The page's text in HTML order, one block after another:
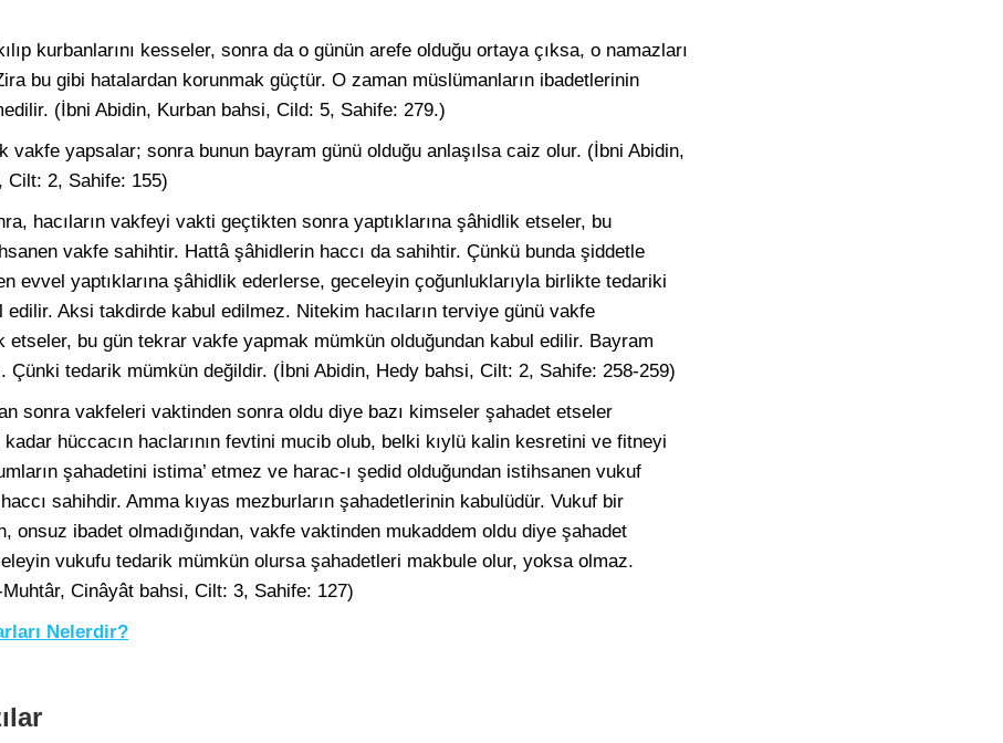
kurbanlarını kesseler, sonra da o günün arefe olduğu ortaya çıksa, o namazları
bu gibi hatalardan korunmak güçtür. O zaman müslümanların ibadetlerinin
(İbni Abidin, Kurban bahsi, Cild: 5, Sahife: 279.)
vakfe yapsalar; sonra bunun bayram günü olduğu anlaşılsa caiz olur. (İbni Abidin,
Cilt: 2, Sahife: 155)
hacıların vakfeyi vakti geçtikten sonra yaptıklarına şâhidlik etseler, bu
vakfe sahihtir. Hattâ şâhidlerin haccı da sahihtir. Çünkü bunda şiddetle
evvel yaptıklarına şâhidlik ederlerse, geceleyin çoğunluklarıyla birlikte tedariki
Aksi takdirde kabul edilmez. Nitekim hacıların terviye günü vakfe
etseler, bu gün tekrar vakfe yapmak mümkün olduğundan kabul edilir. Bayram
Çünki tedarik mümkün değildir. (İbni Abidin, Hedy bahsi, Cilt: 2, Sahife: 258-259)
sonra vakfeleri vaktinden sonra oldu diye bazı kimseler şahadet etseler
hüccacın haclarının fevtini mucib olub, belki kıylü kalin kesretini ve fitneyi
şahadetini istima’ etmez ve harac-ı şedid olduğundan istihsanen vukuf
sahihdir. Amma kıyas mezburların şahadetlerinin kabulüdür. Vukuf bir
onsuz ibadet olmadığından, vakfe vaktinden mukaddem oldu diye şahadet
vukufu tedarik mümkün olursa şahadetleri makbule olur, yoksa olmaz.
Muhtâr, Cinâyât bahsi, Cilt: 3, Sahife: 127)
Nelerdir?